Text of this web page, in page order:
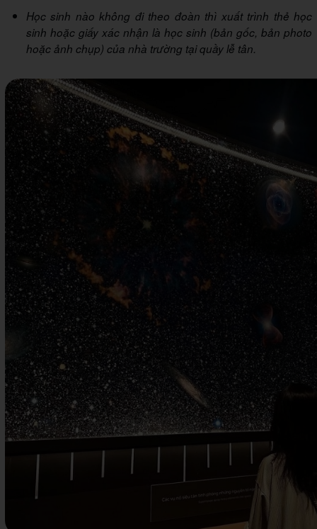
Học sinh nào không đi theo đoàn thì xuất trình thẻ học
sinh hoặc giấy xác nhận là học sinh (bản gốc, bản photo
hoặc ảnh chụp) của nhà trường tại quầy lễ tân.